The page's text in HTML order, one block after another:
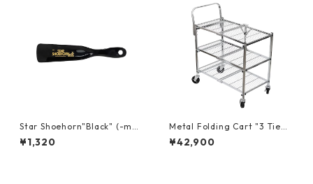
Star Shoehorn"Black" (-mad
e in USA-)
¥1,320
Metal Folding Cart "3 Tie
r"-折りたためるワゴンカー
ト-
¥42,900